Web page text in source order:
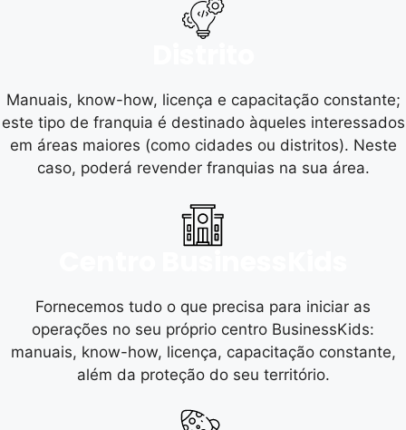
Manuais, know-how, licença e capacitação constante;
este tipo de franquia é destinado àqueles interessados
em áreas maiores (como cidades ou distritos). Neste
caso, poderá revender franquias na sua área.
Fornecemos tudo o que precisa para iniciar as
operações no seu próprio centro BusinessKids:
manuais, know-how, licença, capacitação constante,
além da proteção do seu território.